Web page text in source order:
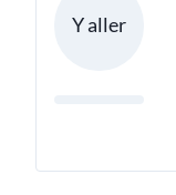
Y aller